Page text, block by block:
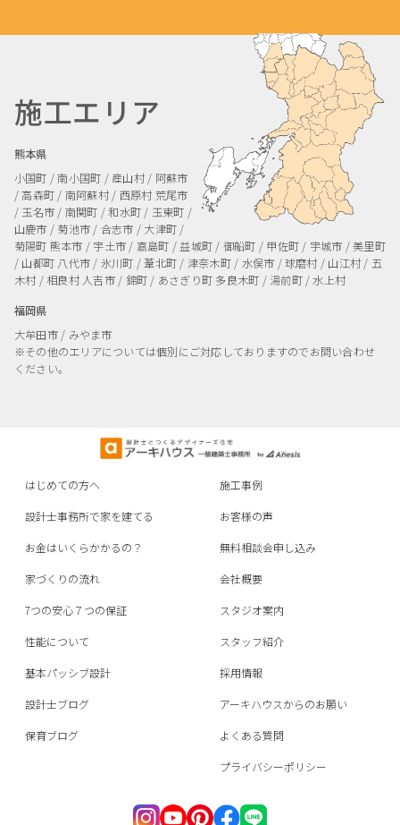
施工エリア
熊本県
小国町 / 南小国町 / 産山村 / 阿蘇市
/ 高森町 / 南阿蘇村 / 西原村 荒尾市
/ 玉名市 / 南関町 / 和水町 / 玉東町 /
山鹿市 / 菊池市 / 合志市 / 大津町 /
菊陽町 熊本市 / 宇土市 / 嘉島町 / 益城町 / 御船町 / 甲佐町 / 宇城市 / 美里町
/ 山都町 八代市 / 氷川町 / 葦北町 / 津奈木町 / 水俣市 / 球磨村 / 山江村 / 五
木村 / 相良村人吉市 / 錦町 / あさぎり町 多良木町 / 湯前町 / 水上村
福岡県
大牟田市 / みやま市
※その他のエリアについては個別にご対応しておりますのでお問い合わせ
ください。
はじめての方へ
設計士事務所で家を建てる
お金はいくらかかるの？
家づくりの流れ
7つの安心７つの保証
性能について
基本パッシブ設計
設計士ブログ
保育ブログ
施工事例
お客様の声
無料相談会申し込み
会社概要
スタジオ案内
スタッフ紹介
採用情報
アーキハウスからのお願い
よくある質問
プライバシーポリシー